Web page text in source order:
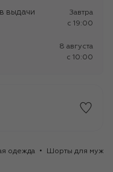
выдачи
Завтра
c 19:00
8 августа
c 10:00
одежда Шорты для